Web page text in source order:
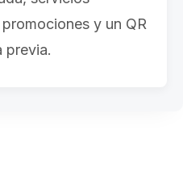
y un QR
previa.